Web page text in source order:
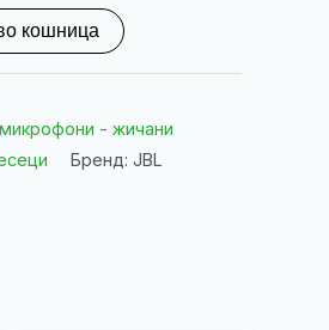
кошница
- жичани
Бренд: JBL